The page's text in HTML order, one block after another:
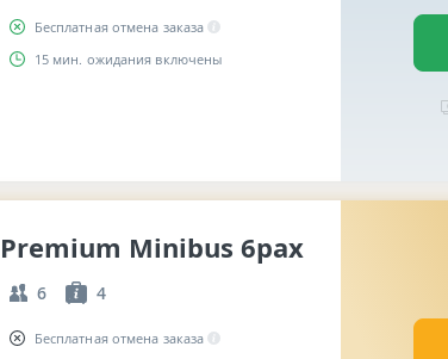
Бесплатная отмена заказа
15 мин. ожидания включены
Premium Minibus 6pax
6 4
Бесплатная отмена заказа